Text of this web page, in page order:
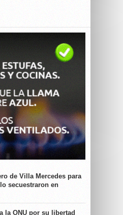
de Villa Mercedes para
secuestraron en
la ONU por su libertad